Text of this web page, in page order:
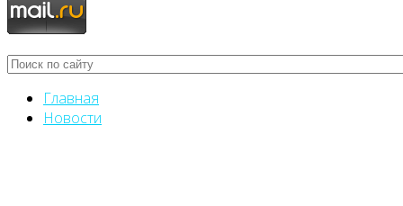
Главная
Новости